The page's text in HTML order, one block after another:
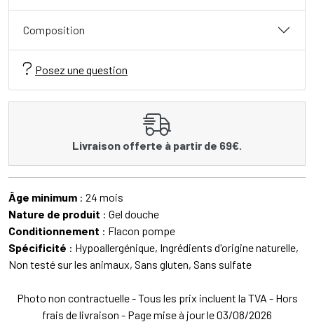
Composition
Posez une question
Livraison offerte à partir de 69€.
Âge minimum : 24 mois
Nature de produit : Gel douche
Conditionnement : Flacon pompe
Spécificité : Hypoallergénique, Ingrédients d'origine naturelle,
Non testé sur les animaux, Sans gluten, Sans sulfate
Photo non contractuelle - Tous les prix incluent la TVA - Hors
frais de livraison - Page mise à jour le 03/08/2026